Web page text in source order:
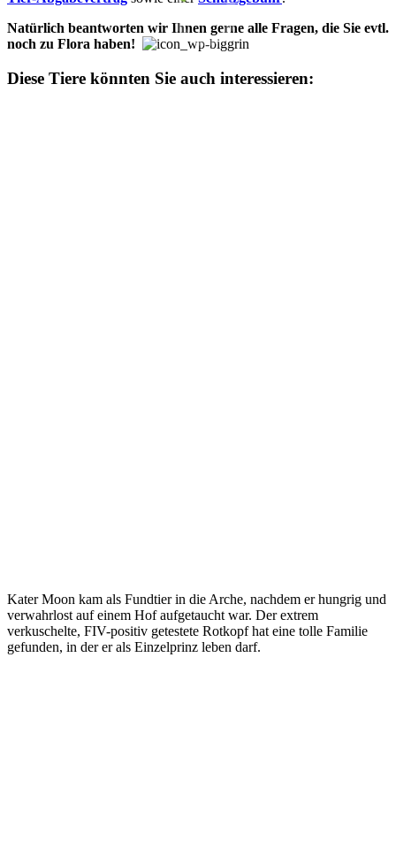
Natürlich be­­ant­­wor­­ten wir Ihn­en ger­ne alle Fra­­gen, die Sie evtl.
noch zu Flora ha­­ben!
Diese Tiere könnten Sie auch interessieren:
Kater Moon kam als Fundtier in die Arche, nachdem er hungrig und
verwahrlost auf einem Hof aufgetaucht war. Der extrem
verkuschelte, FIV-positiv getestete Rotkopf hat eine tolle Familie
gefunden, in der er als Einzelprinz leben darf.